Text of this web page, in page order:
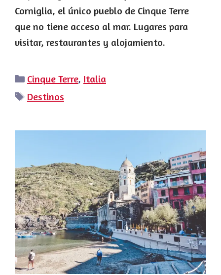
Corniglia, el único pueblo de Cinque Terre
que no tiene acceso al mar. Lugares para
visitar, restaurantes y alojamiento.
Categorías
Cinque Terre, Italia
Etiquetas
Destinos